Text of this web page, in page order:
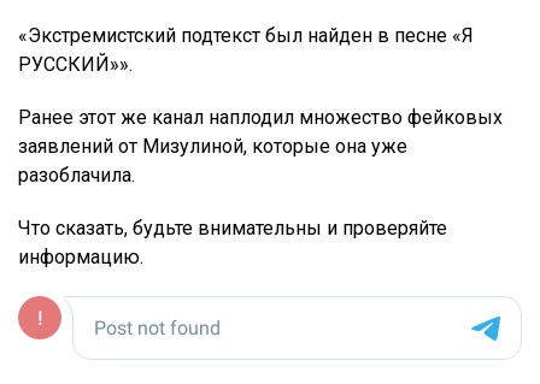
«Экстремистский подтекст был найден в песне «Я
РУССКИЙ»».
Ранее этот же канал наплодил множество фейковых
заявлений от Мизулиной, которые она уже
разоблачила.
Что сказать, будьте внимательны и проверяйте
информацию.